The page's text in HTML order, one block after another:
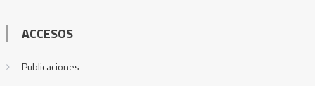
ACCESOS
Publicaciones